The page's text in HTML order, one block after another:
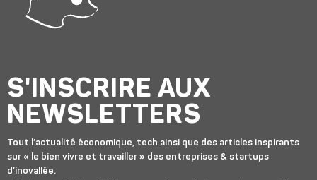
S'INSCRIRE AUX
NEWSLETTERS
Tout l’actualité économique, tech ainsi que des articles inspirants
sur « le bien vivre et travailler » des entreprises & startups
d’inovallée.